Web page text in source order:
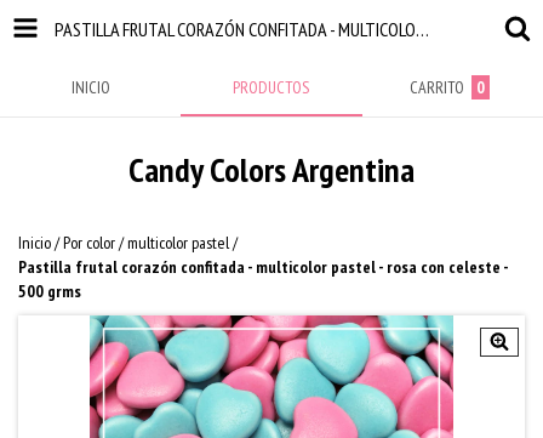
PASTILLA FRUTAL CORAZÓN CONFITADA - MULTICOLOR PASTEL - ROSA CON CELESTE - 500 GRMS
INICIO PRODUCTOS CARRITO 0
Candy Colors Argentina
Inicio/Por color/multicolor pastel/
Pastilla frutal corazón confitada - multicolor pastel - rosa con celeste -
500 grms